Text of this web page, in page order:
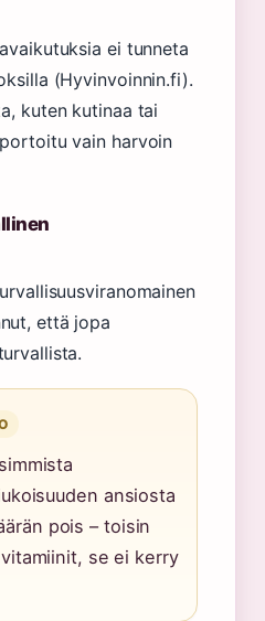
ei tunneta
(Hyvinvoinnin.fi).
kuten kutinaa tai
vain harvoin
että jopa
ansiosta
pois – toisin
se ei kerry